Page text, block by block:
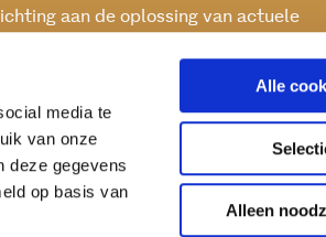
media te
van onze
deze gegevens
op basis van
Alle
Alleen
aan de oplossing van actuele